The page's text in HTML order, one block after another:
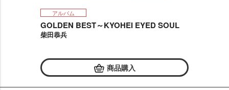
アルバム
GOLDEN BEST～KYOHEI EYED SOUL
柴田恭兵
商品購入